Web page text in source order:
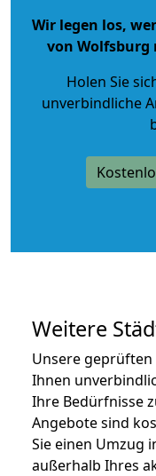
Wir legen los,
von Wolfsburg
Holen Sie
unverbindliche
Weitere
Unsere
Ihnen
Ihre Bedürfnisse
Angebote sind
Sie einen Umzug
außerhalb Ihres